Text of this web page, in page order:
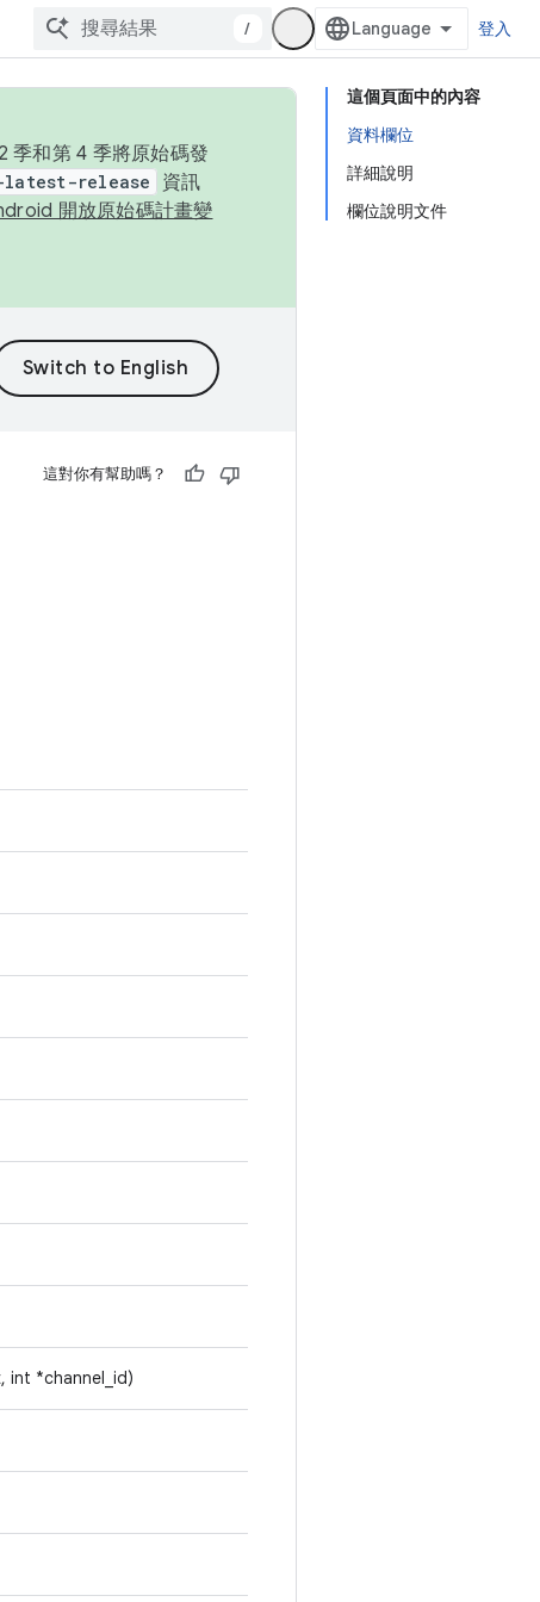
/ 登入
這個頁面中的內容
資料欄位
詳細說明
欄位說明文件
季和第 4 季將原始碼發
latest-release
資訊
開放原始碼計畫變
這對你有幫助嗎？
int *channel_id)